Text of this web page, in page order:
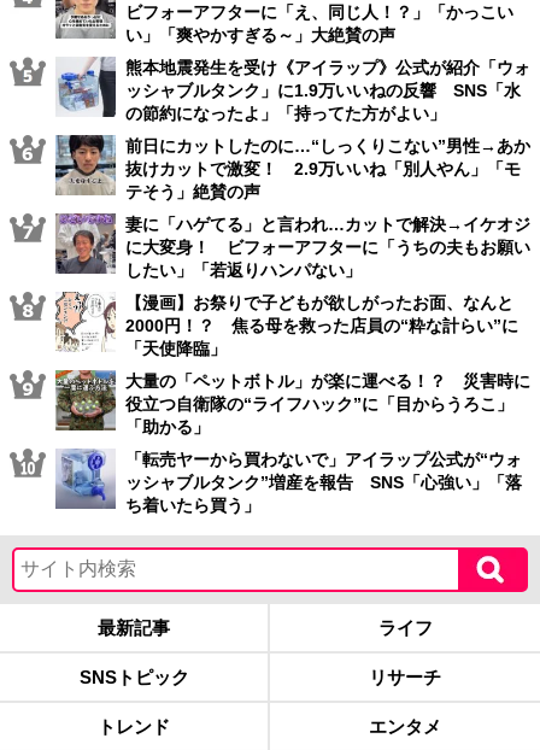
ビフォーアフターに「え、同じ人！？」「かっこい
い」「爽やかすぎる～」大絶賛の声
熊本地震発生を受け《アイラップ》公式が紹介「ウォ
ッシャブルタンク」に1.9万いいねの反響 SNS「水
の節約になったよ」「持ってた方がよい」
前日にカットしたのに…“しっくりこない”男性→あか
抜けカットで激変！ 2.9万いいね「別人やん」「モ
テそう」絶賛の声
妻に「ハゲてる」と言われ…カットで解決→イケオジ
に大変身！ ビフォーアフターに「うちの夫もお願い
したい」「若返りハンパない」
【漫画】お祭りで子どもが欲しがったお面、なんと
2000円！？ 焦る母を救った店員の“粋な計らい”に
「天使降臨」
大量の「ペットボトル」が楽に運べる！？ 災害時に
役立つ自衛隊の“ライフハック”に「目からうろこ」
「助かる」
「転売ヤーから買わないで」アイラップ公式が“ウォ
ッシャブルタンク”増産を報告 SNS「心強い」「落
ち着いたら買う」
最新記事 ライフ
SNSトピック リサーチ
トレンド エンタメ